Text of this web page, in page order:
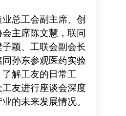
总工会副主席、创
主席陈文慧，联同
颖、工联会副会长
孙东参观医药实验
解工友的日常工
友进行座谈会深度
的未来发展情况。